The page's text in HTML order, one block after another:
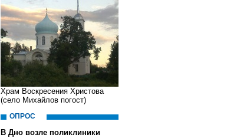
Храм Воскресения Христова
(село Михайлов погост)
ОПРОС
В Дно возле поликлиники